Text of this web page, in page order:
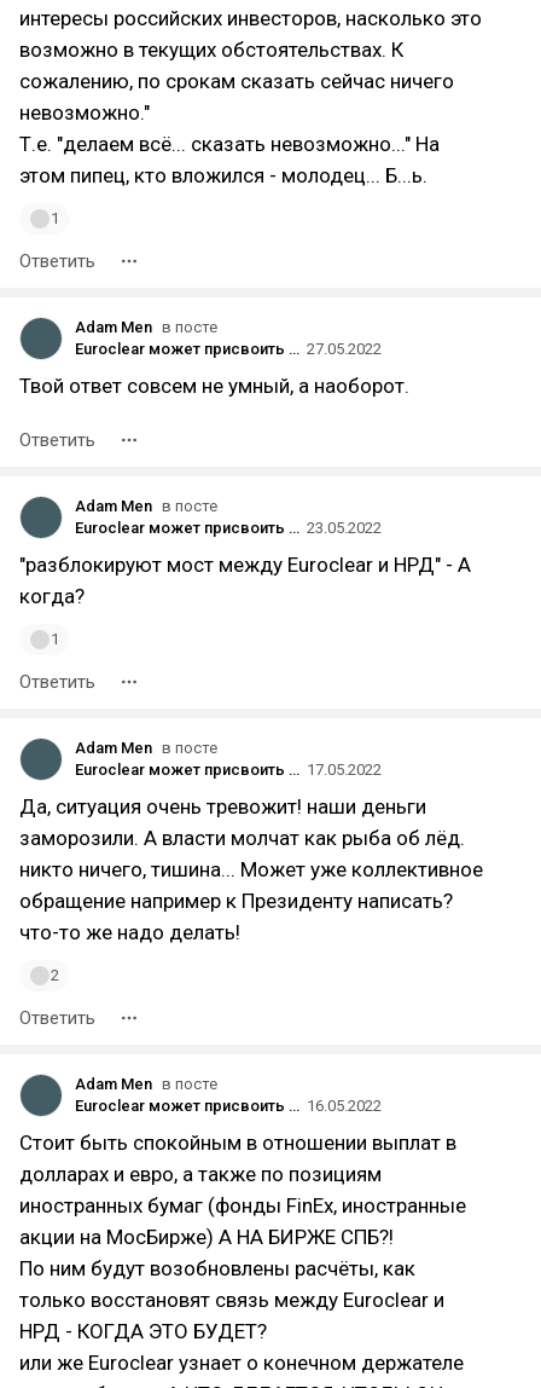
интересы российских инвесторов, насколько это
возможно в текущих обстоятельствах. К
сожалению, по срокам сказать сейчас ничего
невозможно."
Т.е. "делаем всё... сказать невозможно..." На
этом пипец, кто вложился - молодец... Б...ь.
1
Ответить
Adam Men в посте
Euroclear может присвоить выплаты в пользу российских резидентов: дивиденды и купоны отменяются? 27.05.2022
Твой ответ совсем не умный, а наоборот.
Ответить
Adam Men в посте
Euroclear может присвоить выплаты в пользу российских резидентов: дивиденды и купоны отменяются? 23.05.2022
"разблокируют мост между Euroclear и НРД" - А
когда?
1
Ответить
Adam Men в посте
Euroclear может присвоить выплаты в пользу российских резидентов: дивиденды и купоны отменяются? 17.05.2022
Да, ситуация очень тревожит! наши деньги
заморозили. А власти молчат как рыба об лёд.
никто ничего, тишина... Может уже коллективное
обращение например к Президенту написать?
что-то же надо делать!
2
Ответить
Adam Men в посте
Euroclear может присвоить выплаты в пользу российских резидентов: дивиденды и купоны отменяются? 16.05.2022
Стоит быть спокойным в отношении выплат в
долларах и евро, а также по позициям
иностранных бумаг (фонды FinEx, иностранные
акции на МосБирже) А НА БИРЖЕ СПБ?!
По ним будут возобновлены расчёты, как
только восстановят связь между Euroclear и
НРД - КОГДА ЭТО БУДЕТ?
или же Euroclear узнает о конечном держателе